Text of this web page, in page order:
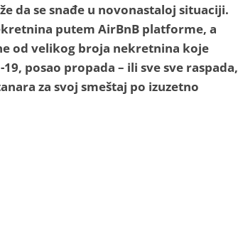
da se snađe u novonastaloj situaciji.
putem AirBnB platforme, a
od velikog broja nekretnina koje
posao propada – ili sve sve raspada,
za svoj smeštaj po izuzetno